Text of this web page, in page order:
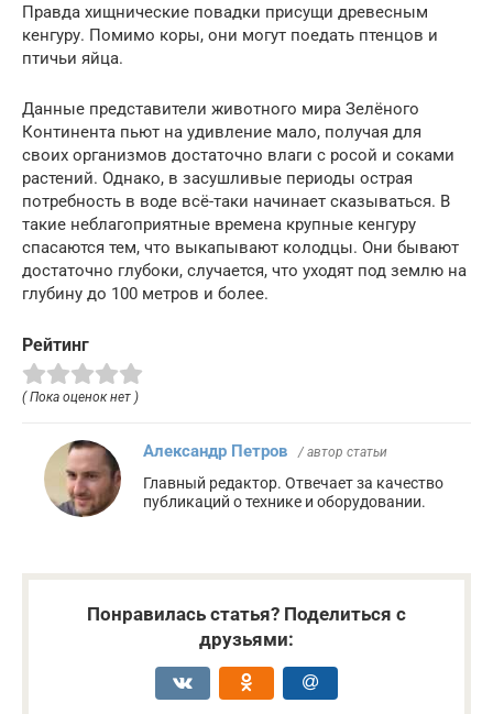
Правда хищнические повадки присущи древесным
кенгуру. Помимо коры, они могут поедать птенцов и
птичьи яйца.
Данные представители животного мира Зелёного
Континента пьют на удивление мало, получая для
своих организмов достаточно влаги с росой и соками
растений. Однако, в засушливые периоды острая
потребность в воде всё-таки начинает сказываться. В
такие неблагоприятные времена крупные кенгуру
спасаются тем, что выкапывают колодцы. Они бывают
достаточно глубоки, случается, что уходят под землю на
глубину до 100 метров и более.
Рейтинг
( Пока оценок нет )
Александр Петров / автор статьи
Главный редактор. Отвечает за качество
публикаций о технике и оборудовании.
Понравилась статья? Поделиться с
друзьями: